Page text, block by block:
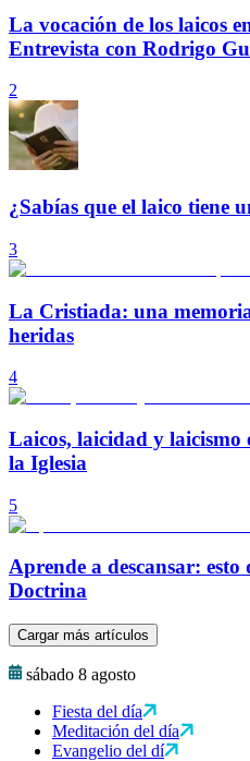
La vocación de los laicos
Entrevista con Rodrigo
2
¿Sabías que el laico tiene
3
La Cristiada: una
heridas
4
Laicos, laicidad y laicismo
la Iglesia
5
Aprende a descansar: esto
Doctrina
Cargar más artículos
sábado 8 agosto
Fiesta del día
Meditación del día
Evangelio del dí